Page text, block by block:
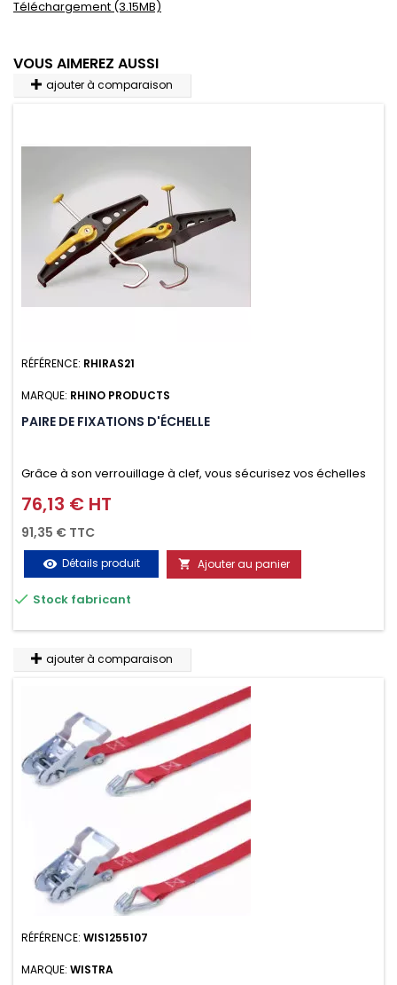
Téléchargement (3.15MB)
VOUS AIMEREZ AUSSI
ajouter à comparaison
RÉFÉRENCE: RHIRAS21
MARQUE: RHINO PRODUCTS
PAIRE DE FIXATIONS D'ÉCHELLE
Grâce à son verrouillage à clef, vous sécurisez vos échelles
d'un seul geste aussi bien contre le vol que pendant le
transport. Référence vendue par paire.
Prix
76,13 € HT
91,35 € TTC
visibility Détails produit  Ajouter au panier
 Stock fabricant
ajouter à comparaison
RÉFÉRENCE: WIS1255107
MARQUE: WISTRA